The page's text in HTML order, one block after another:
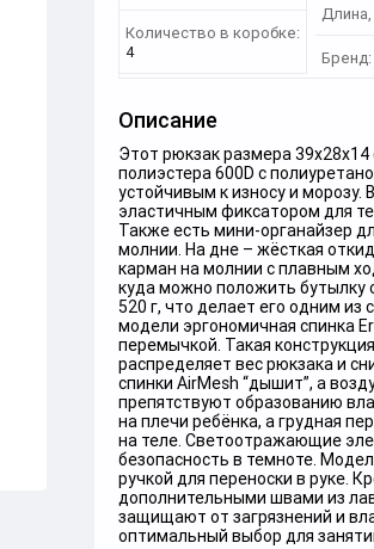
Количество в коробке:
4
Длина,
Бренд:
Описание
Этот рюкзак размера
полиэстера 600D с
устойчивым к износу и морозу.
эластичным фиксатором для
Также есть мини-органайзер
молнии. На дне – жёсткая
карман на молнии с плавным
куда можно положить бутылку
520 г, что делает его одним из
модели эргономичная спинка
перемычкой. Такая
распределяет вес рюкзака и
спинки AirMesh “дышит”, а
препятствуют образованию
на плечи ребёнка, а грудная
на теле. Светоотражающие
безопасность в темноте.
ручкой для переноски в руке.
дополнительными швами из
защищают от загрязнений и
оптимальный выбор для